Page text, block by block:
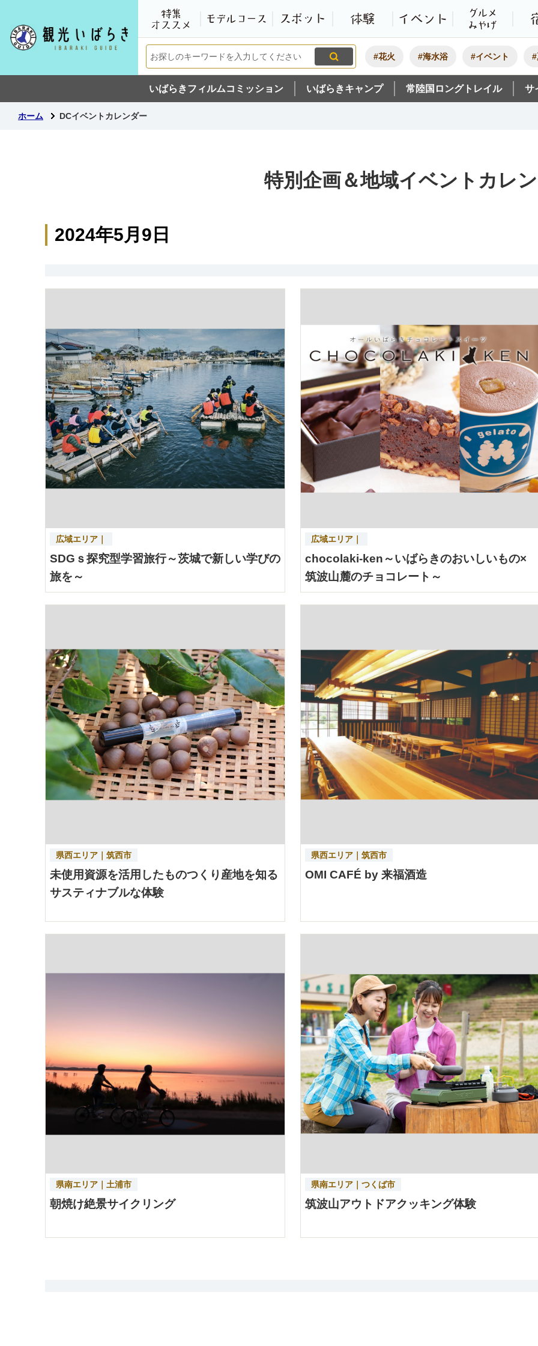
観光いばらき公式ホームペ
特集・オススメ
モデルコーススポット 体験
#花火 #海水浴 #イベント
いばらきフィルムコミッション いばらきキャンプ 常陸国ロングトレイル サ
ホーム DCイベントカレンダー
特別企画＆地域イベントカレ
2024年5月9日
広域エリア｜
SDGｓ探究型学習旅行～茨城で新しい学びの
旅を～
広域エリア｜
chocolaki-ken～いばらきのおいしいもの×
筑波山麓のチョコレート～
県西エリア｜筑西市
未使用資源を活用したものつくり産地を知る
サスティナブルな体験
県西エリア｜筑西市
OMI CAFÉ by 来福酒造
県南エリア｜土浦市
朝焼け絶景サイクリング
県南エリア｜つくば市
筑波山アウトドアクッキング体験